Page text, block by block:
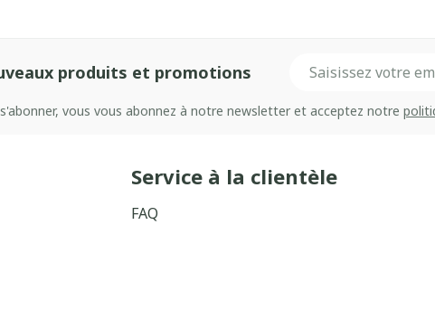
produits et promotions
vous vous abonnez à notre newsletter et acceptez notre
Service à la clientèle
FAQ